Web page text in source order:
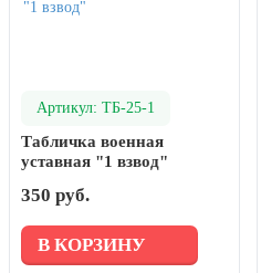
Артикул: ТБ-25-1
Табличка военная
уставная "1 взвод"
350 руб.
В КОРЗИНУ